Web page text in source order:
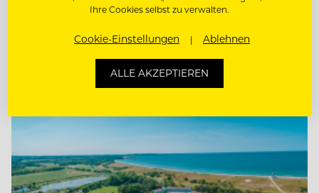
F&B CONTROLLER (M/W/D)
Entdecke alle Jobs
Ihre Cookies selbst zu verwalten.
Cookie-Einstellungen Ablehnen
ALLE AKZEPTIEREN